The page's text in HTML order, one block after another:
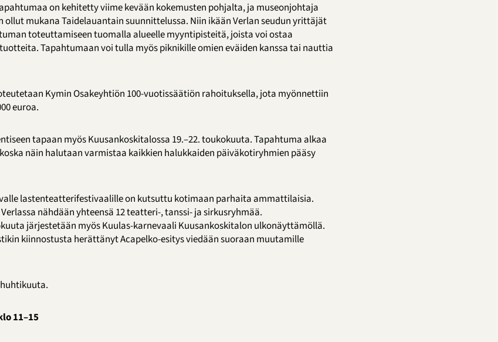
on kehitetty viime kevään kokemusten pohjalta, ja museonjohtaja
ollut mukana Taidelauantain suunnittelussa. Niin ikään Verlan seudun yrittäjät
toteuttamiseen tuomalla alueelle myyntipisteitä, joista voi ostaa
Tapahtumaan voi tulla myös piknikille omien eväiden kanssa tai nauttia
Kymin Osakeyhtiön 100-vuotissäätiön rahoituksella, jota myönnettiin
euroa.
tapaan myös Kuusankoskitalossa 19.–22. toukokuuta. Tapahtuma alkaa
näin halutaan varmistaa kaikkien halukkaiden päiväkotiryhmien pääsy
lastenteatterifestivaalille on kutsuttu kotimaan parhaita ammattilaisia.
nähdään yhteensä 12 teatteri-, tanssi- ja sirkusryhmää.
järjestetään myös Kuulas-karnevaali Kuusankoskitalon ulkonäyttämöllä.
kiinnostusta herättänyt Acapelko-esitys viedään suoraan muutamille
11–15